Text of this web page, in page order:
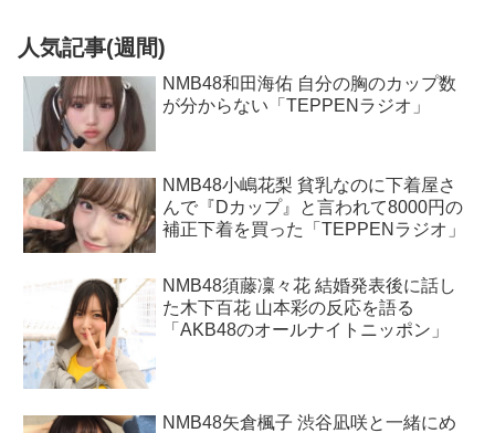
人気記事(週間)
NMB48和田海佑 自分の胸のカップ数
が分からない「TEPPENラジオ」
NMB48小嶋花梨 貧乳なのに下着屋さ
んで『Dカップ』と言われて8000円の
補正下着を買った「TEPPENラジオ」
NMB48須藤凜々花 結婚発表後に話し
た木下百花 山本彩の反応を語る
「AKB48のオールナイトニッポン」
NMB48矢倉楓子 渋谷凪咲と一緒にめ